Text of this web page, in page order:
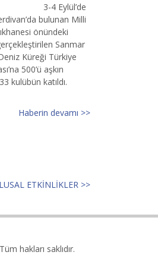
3-4 Eylül’de
bulunan Milli
önündeki
Sanmar
Küreği Türkiye
500’ü aşkın
kulübün katıldı.
Haberin devamı >>
ETKİNLİKLER >>
hakları saklıdır.